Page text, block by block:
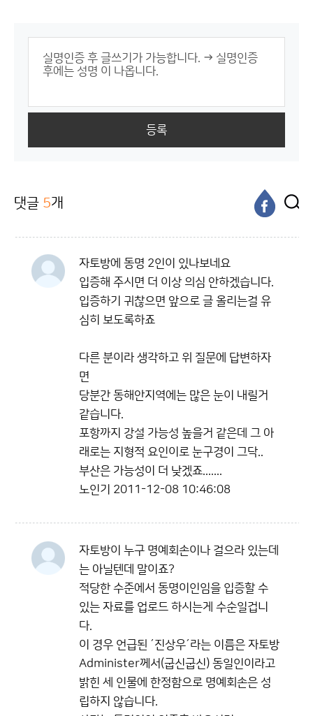
등록
댓글 5개
자토방에 동명 2인이 있나보네요
입증해 주시면 더 이상 의심 안하겠습니다.
입증하기 귀찮으면 앞으로 글 올리는걸 유
심히 보도록하죠
다른 분이라 생각하고 위 질문에 답변하자
면
당분간 동해안지역에는 많은 눈이 내릴거
같습니다.
포항까지 강설 가능성 높을거 같은데 그 아
래로는 지형적 요인이로 눈구경이 그닥..
부산은 가능성이 더 낮겠죠.......
노인기 2011-12-08 10:46:08
자토방이 누구 명예회손이나 걸으라 있는데
는 아닐텐데 말이죠?
적당한 수준에서 동명이인임을 입증할 수
있는 자료를 업로드 하시는게 수순일겁니
다.
이 경우 언급된 ´진상우´라는 이름은 자토방
Administer께서(굽신굽신) 동일인이라고
밝힌 세 인물에 한정함으로 명예회손은 성
립하지 않습니다.